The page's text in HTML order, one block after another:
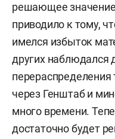
решающее
приводило к тому,
имелся избыток
других наблюдался
перераспределения
через Генштаб и
много времени.
достаточно будет